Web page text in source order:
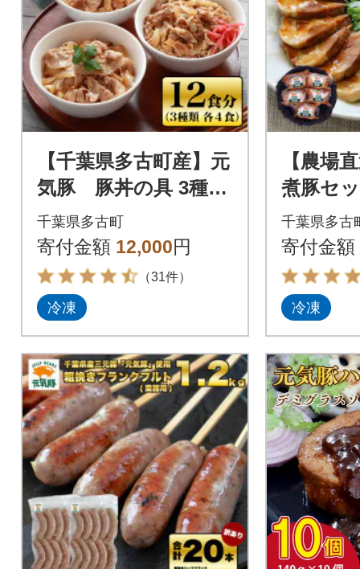
【千葉県多古町産】元
気豚 豚丼の具 3種セ
ット(3種合計12食入
り)
千葉県多古町
寄付金額 12,000円
（31件）
冷凍
【農場
煮豚セ
千葉県多古
寄付金額
冷凍